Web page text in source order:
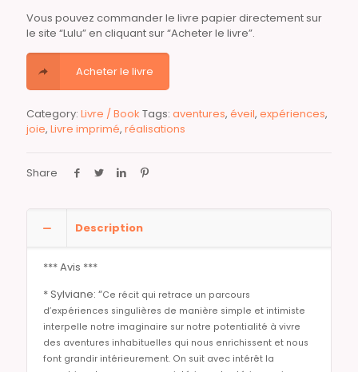
Vous pouvez commander le livre papier directement sur
le site “Lulu” en cliquant sur “Acheter le livre”.
Acheter le livre
Category: Livre / Book Tags: aventures, éveil, expériences,
joie, Livre imprimé, réalisations
Share
Description
*** Avis ***
* Sylviane: “Ce récit qui retrace un parcours
d’expériences singulières de manière simple et intimiste
interpelle notre imaginaire sur notre potentialité à vivre
des aventures inhabituelles qui nous enrichissent et nous
font grandir intérieurement. On suit avec intérêt la